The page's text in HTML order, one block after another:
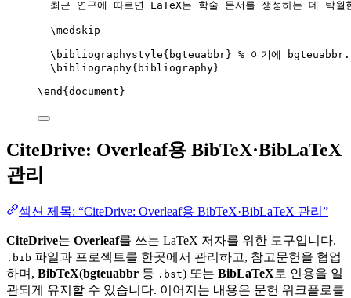
최근 연구에 따르면 LaTeX는 학술 문서를 생성하는 데 탁
\medskip
\bibliographystyle{bgteuabbr} % 여기에
\bibliography{bibliography}
\end { document }
CiteDrive: Overleaf용 BibTeX·BibLaTeX
관리
섹션 제목: “CiteDrive: Overleaf용 BibTeX·BibLaTeX 관리”
CiteDrive는 Overleaf를 쓰는 LaTeX 저자를 위한 도구입니다.
.bib 파일과 프로젝트를 한곳에서 관리하고, 참고문헌을 협업
하며, BibTeX(bgteuabbr 등 .bst) 또는 BibLaTeX로 인용을 일
관되게 유지할 수 있습니다. 이어지는 내용은 문헌 워크플로를